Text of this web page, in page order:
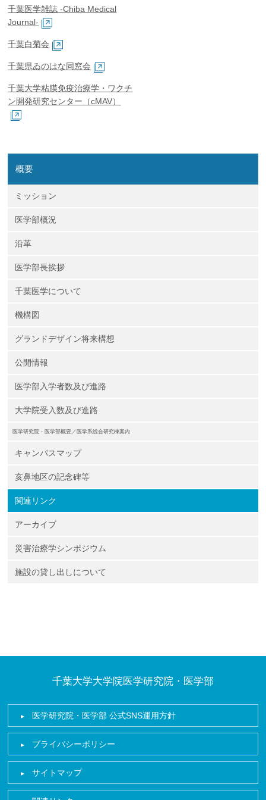
千葉医学雑誌 -Chiba Medical
Journal-
千葉白菊会
千葉県ゐのはな同窓会
千葉大学粘膜免疫治療学・ワクチ
ン開発研究センター（cMAV）
概要
ミッション
医学部概況
沿革
医学部長挨拶
千葉医学について
機構図
グランドデザイン将来構想
公開情報
医学部入学者数及び進路
大学院受入数及び進路
医学研究院・医学部概要／医学系総合研究棟案内
キャンパスマップ
亥鼻地区の記念碑等
関連リンク
アーカイブ
災害治療学シンポジウム
施設の貸し出しについて
千葉大学大学院医学研究院・医学部
医学研究院・医学部 公式SNS運用方針
プライバシーポリシー
サイトマップ